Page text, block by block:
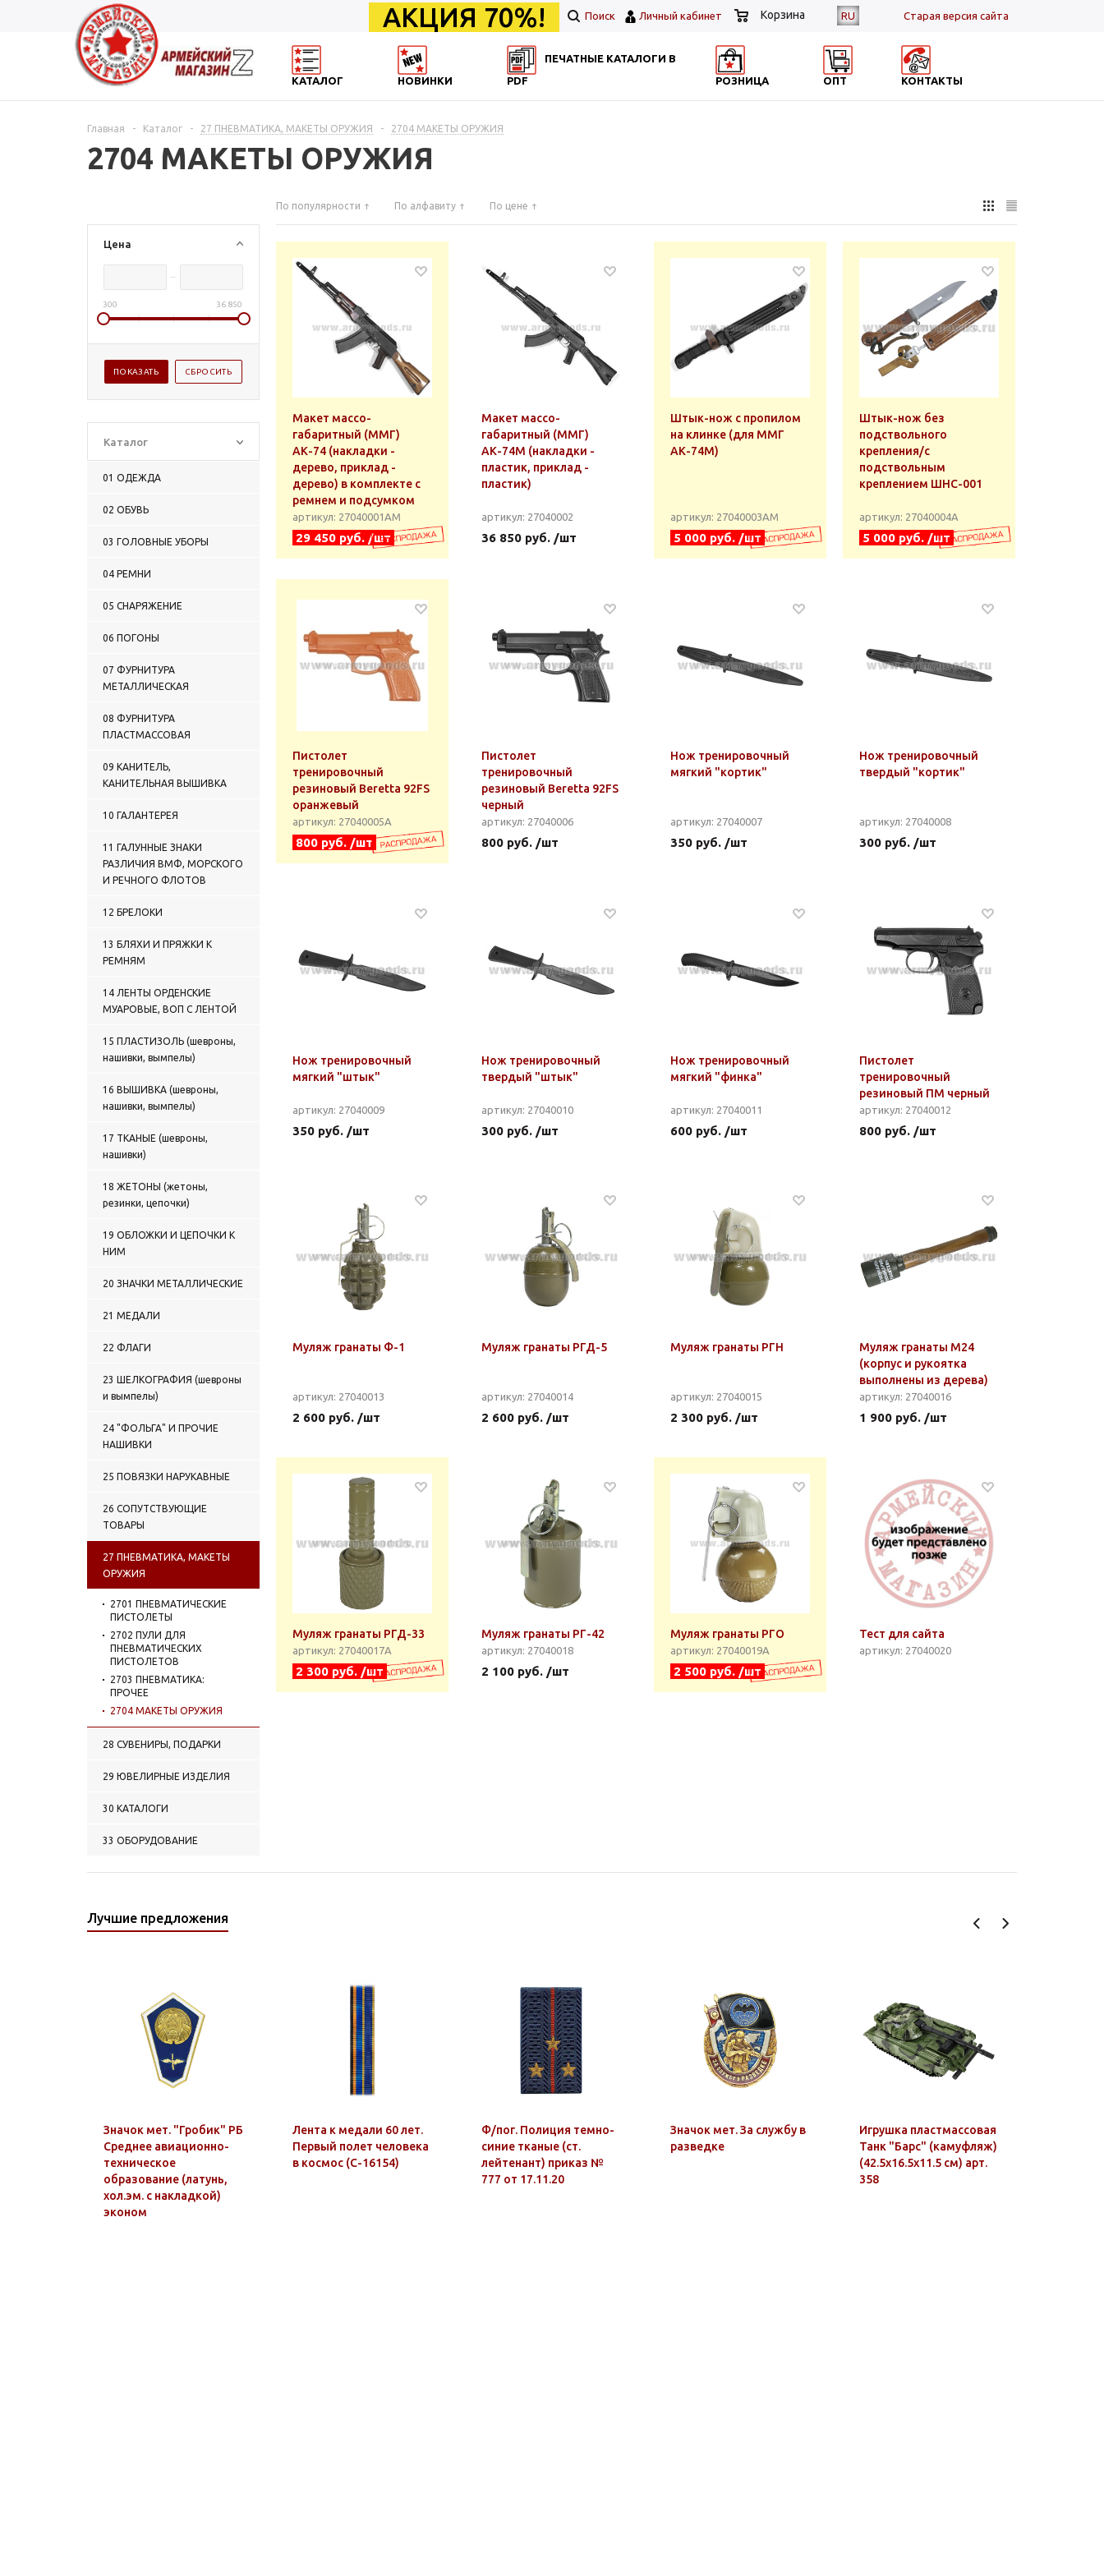
RU Cтарая версия сайта
АКЦИЯ 70%! Поиск Личный кабинет Корзина
КАТАЛОГ НОВИНКИ
ПЕЧАТНЫЕ КАТАЛОГИ В
PDF
РОЗНИЦА ОПТ КОНТАКТЫ
Главная - Каталог - 27 ПНЕВМАТИКА, МАКЕТЫ ОРУЖИЯ - 2704 МАКЕТЫ ОРУЖИЯ
2704 МАКЕТЫ ОРУЖИЯ
Цена
300 36 850
Каталог
01 ОДЕЖДА
02 ОБУВЬ
03 ГОЛОВНЫЕ УБОРЫ
04 РЕМНИ
05 СНАРЯЖЕНИЕ
06 ПОГОНЫ
07 ФУРНИТУРА
МЕТАЛЛИЧЕСКАЯ
08 ФУРНИТУРА
ПЛАСТМАССОВАЯ
09 КАНИТЕЛЬ,
КАНИТЕЛЬНАЯ ВЫШИВКА
10 ГАЛАНТЕРЕЯ
11 ГАЛУННЫЕ ЗНАКИ
РАЗЛИЧИЯ ВМФ, МОРСКОГО
И РЕЧНОГО ФЛОТОВ
12 БРЕЛОКИ
13 БЛЯХИ И ПРЯЖКИ К
РЕМНЯМ
14 ЛЕНТЫ ОРДЕНСКИЕ
МУАРОВЫЕ, ВОП С ЛЕНТОЙ
15 ПЛАСТИЗОЛЬ (шевроны,
нашивки, вымпелы)
16 ВЫШИВКА (шевроны,
нашивки, вымпелы)
17 ТКАНЫЕ (шевроны,
нашивки)
18 ЖЕТОНЫ (жетоны,
резинки, цепочки)
19 ОБЛОЖКИ И ЦЕПОЧКИ К
НИМ
20 ЗНАЧКИ МЕТАЛЛИЧЕСКИЕ
21 МЕДАЛИ
22 ФЛАГИ
23 ШЕЛКОГРАФИЯ (шевроны
и вымпелы)
24 "ФОЛЬГА" И ПРОЧИЕ
НАШИВКИ
25 ПОВЯЗКИ НАРУКАВНЫЕ
26 СОПУТСТВУЮЩИЕ
ТОВАРЫ
27 ПНЕВМАТИКА, МАКЕТЫ
ОРУЖИЯ
2701 ПНЕВМАТИЧЕСКИЕ
ПИСТОЛЕТЫ
2702 ПУЛИ ДЛЯ
ПНЕВМАТИЧЕСКИХ
ПИСТОЛЕТОВ
2703 ПНЕВМАТИКА:
ПРОЧЕЕ
2704 МАКЕТЫ ОРУЖИЯ
28 СУВЕНИРЫ, ПОДАРКИ
29 ЮВЕЛИРНЫЕ ИЗДЕЛИЯ
30 КАТАЛОГИ
33 ОБОРУДОВАНИЕ
По популярности По алфавиту По цене
Макет массо-
габаритный (ММГ)
АК-74 (накладки -
дерево, приклад -
дерево) в комплекте с
ремнем и подсумком
артикул: 27040001АМ
29 450 руб. /шт
Макет массо-
габаритный (ММГ)
АК-74М (накладки -
пластик, приклад -
пластик)
артикул: 27040002
36 850 руб. /шт
Штык-нож с пропилом
на клинке (для ММГ
АК-74М)
артикул: 27040003АМ
5 000 руб. /шт
Штык-нож без
подствольного
крепления/с
подствольным
креплением ШНС-001
артикул: 27040004А
5 000 руб. /шт
Пистолет
тренировочный
резиновый Beretta 92FS
оранжевый
артикул: 27040005А
800 руб. /шт
Пистолет
тренировочный
резиновый Beretta 92FS
черный
артикул: 27040006
800 руб. /шт
Нож тренировочный
мягкий "кортик"
артикул: 27040007
350 руб. /шт
Нож тренировочный
твердый "кортик"
артикул: 27040008
300 руб. /шт
Нож тренировочный
мягкий "штык"
артикул: 27040009
350 руб. /шт
Нож тренировочный
твердый "штык"
артикул: 27040010
300 руб. /шт
Нож тренировочный
мягкий "финка"
артикул: 27040011
600 руб. /шт
Пистолет
тренировочный
резиновый ПМ черный
артикул: 27040012
800 руб. /шт
Муляж гранаты Ф-1
артикул: 27040013
2 600 руб. /шт
Муляж гранаты РГД-5
артикул: 27040014
2 600 руб. /шт
Муляж гранаты РГН
артикул: 27040015
2 300 руб. /шт
Муляж гранаты М24
(корпус и рукоятка
выполнены из дерева)
артикул: 27040016
1 900 руб. /шт
Муляж гранаты РГД-33
артикул: 27040017А
2 300 руб. /шт
Муляж гранаты РГ-42
артикул: 27040018
2 100 руб. /шт
Муляж гранаты РГО
артикул: 27040019А
2 500 руб. /шт
Тест для сайта
артикул: 27040020
Лучшие предложения
Значок мет. "Гробик" РБ
Среднее авиационно-
техническое
образование (латунь,
хол.эм. с накладкой)
эконом
Лента к медали 60 лет.
Первый полет человека
в космос (С-16154)
Ф/пог. Полиция темно-
синие тканые (ст.
лейтенант) приказ №
777 от 17.11.20
Значок мет. За службу в
разведке
Игрушка пластмассовая
Танк "Барс" (камуфляж)
(42.5x16.5x11.5 см) арт.
358